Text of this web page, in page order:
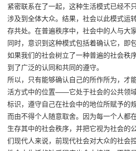
紧密联系在了一起，这种生活模式已经不
涉及到全体大众。结果，社会以此模式运
存共处。在普遍秩序中，社会中的人与大
同时，意识到这种模式包括着确认它，即
如果我们的社会树立了一种普遍的社会秩
到了广泛的认同和共同的遵守。
所以，只有能够确认自己的所作所为，才
活方式中的位置——它处于社会的公共领
标识，遵守自己在社会中的地位所赋予的
而由不得个人随意取舍。因为每一个人都
生存其中的社会秩序，并把它视为社会的
们现代人来说，前现代社会对大众的社会